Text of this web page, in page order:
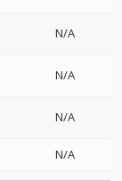
N/A
N/A
N/A
N/A